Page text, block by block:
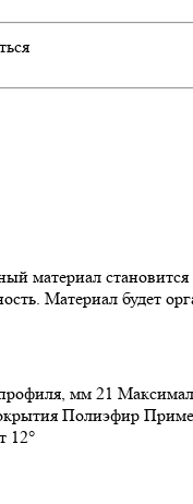
материал
Материал будет
мм 21
Полиэфир
12°